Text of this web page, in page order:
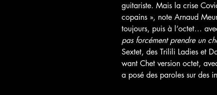
guitariste. Mais la crise
copains », note Arnaud
toujours, puis à l’octet…
pas forcément prendre un
Sextet, des Trilili Ladies et
want Chet version octet,
a posé des paroles sur des